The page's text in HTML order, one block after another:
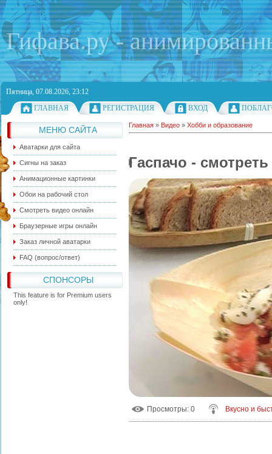
Гифава.ру -
Пятница, 07.08.2026, 23:12
ГЛАВНАЯ
РЕГИСТРАЦИЯ ВХОД
МЕНЮ САЙТА
Аватарки для сайта
Сигны на заказ
Анимационные картинки
Обои на рабочий стол
Смотреть видео онлайн
Браузерные игры онлайн
Заказ личной аватарки
FAQ (вопрос/ответ)
СПОНСОРЫ
This feature is for Premium users
only!
Главная » Видео » Хобби и образование
Гаспачо -
Просмотры: 0 Вкусно и